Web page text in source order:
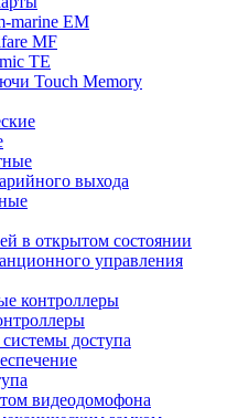
marine EM
MF
TE
Touch Memory
выхода
в открытом состоянии
управления
контроллеры
доступа
видеодомофона